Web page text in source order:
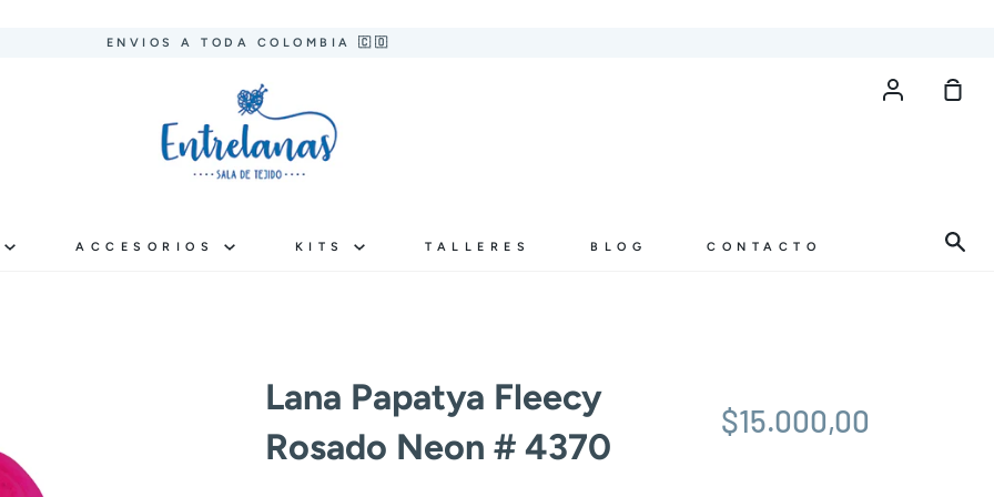
ENVIOS A TODA COLOMBIA 🇨🇴
Cuenta
ACCESORIOS KITS TALLERES BLOG CONTACTO
Lana Papatya Fleecy
Rosado Neon # 4370
$15.000,00